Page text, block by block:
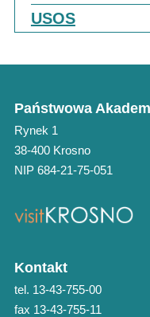
USOS
Państwowa
Rynek 1
38-400 Krosno
NIP 684-21-75-051
Kontakt
tel. 13-43-755-00
fax 13-43-755-11